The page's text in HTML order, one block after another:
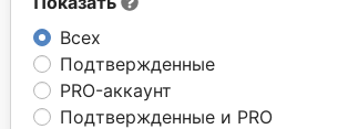
Всех
Подтвержденные
PRO-аккаунт
Подтвержденные и PRO